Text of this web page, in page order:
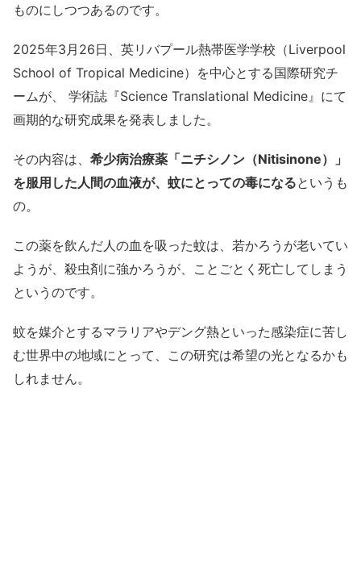
ものにしつつあるのです。
2025年3月26日、英リバプール熱帯医学学校（Liverpool
School of Tropical Medicine）を中心とする国際研究チ
ームが、 学術誌『Science Translational Medicine』にて
画期的な研究成果を発表しました。
その内容は、 希少病治療薬「ニチシノン（Nitisinone）」
を服用した人間の血液が、蚊にとっての毒になるというも
の。
この薬を飲んだ人の血を吸った蚊は、若かろうが老いてい
ようが、殺虫剤に強かろうが、ことごとく死亡してしまう
というのです。
蚊を媒介とするマラリアやデング熱といった感染症に苦し
む世界中の地域にとって、この研究は希望の光となるかも
しれません。